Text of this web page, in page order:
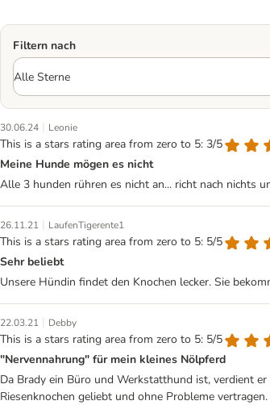
Filtern nach
30.06.24 | Leonie
This is a stars rating area from zero to 5: 3/5
Meine Hunde mögen es nicht
Alle 3 hunden rühren es nicht an... richt nach nichts
26.11.21 | LaufenTigerente1
This is a stars rating area from zero to 5: 5/5
Sehr beliebt
Unsere Hündin findet den Knochen lecker. Sie
22.03.21 | Debby
This is a stars rating area from zero to 5: 5/5
"Nervennahrung" für mein kleines Nölpferd
Da Brady ein Büro und Werkstatthund ist, verdient
Riesenknochen geliebt und ohne Probleme